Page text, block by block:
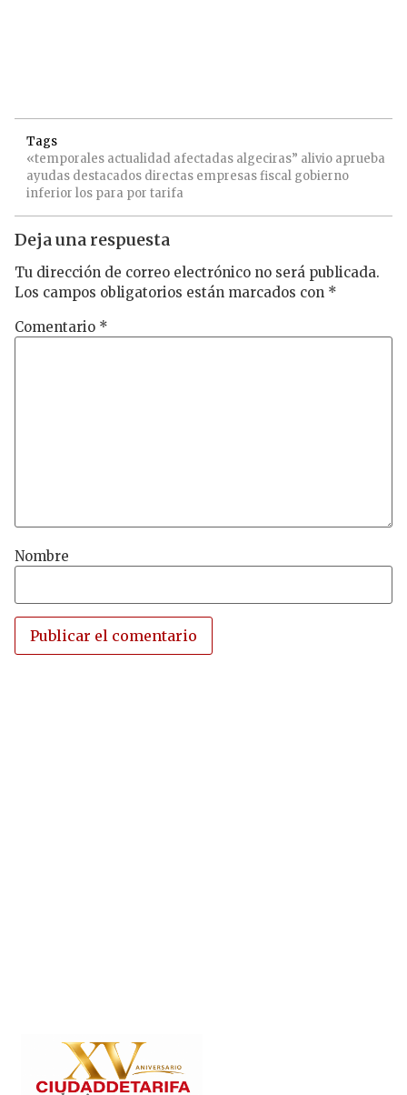
Tags
«temporales actualidad afectadas algeciras” alivio aprueba
ayudas destacados directas empresasfiscal gobierno
inferior los para por tarifa
Deja una respuesta
Tu dirección de correo electrónico no será publicada.
Los campos obligatorios están marcados con *
Comentario *
Nombre